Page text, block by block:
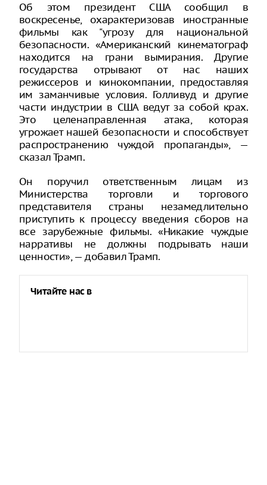
Об этом президент США сообщил в
воскресенье, охарактеризовав иностранные
фильмы как "угрозу для национальной
безопасности. «Американский кинематограф
находится на грани вымирания. Другие
государства отрывают от нас наших
режиссеров и кинокомпании, предоставляя
им заманчивые условия. Голливуд и другие
части индустрии в США ведут за собой крах.
Это целенаправленная атака, которая
угрожает нашей безопасности и способствует
распространению чуждой пропаганды», —
сказал Трамп.
Он поручил ответственным лицам из
Министерства торговли и торгового
представителя страны незамедлительно
приступить к процессу введения сборов на
все зарубежные фильмы. «Никакие чуждые
нарративы не должны подрывать наши
ценности», — добавил Трамп.
Читайте нас в